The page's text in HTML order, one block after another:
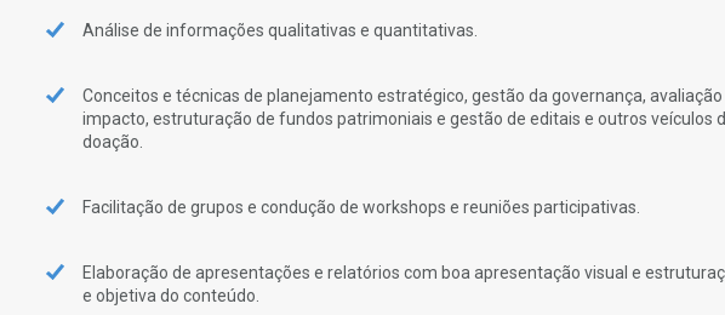
Análise de informações qualitativas e quantitativas.
Conceitos e técnicas de planejamento estratégico, gestão da governança, avaliação
impacto, estruturação de fundos patrimoniais e gestão de editais e outros veículos
doação.
Facilitação de grupos e condução de workshops e reuniões participativas.
Elaboração de apresentações e relatórios com boa apresentação visual e
e objetiva do conteúdo.